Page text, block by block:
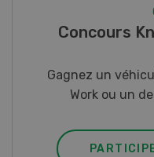
Photo
Gagnez l’un des